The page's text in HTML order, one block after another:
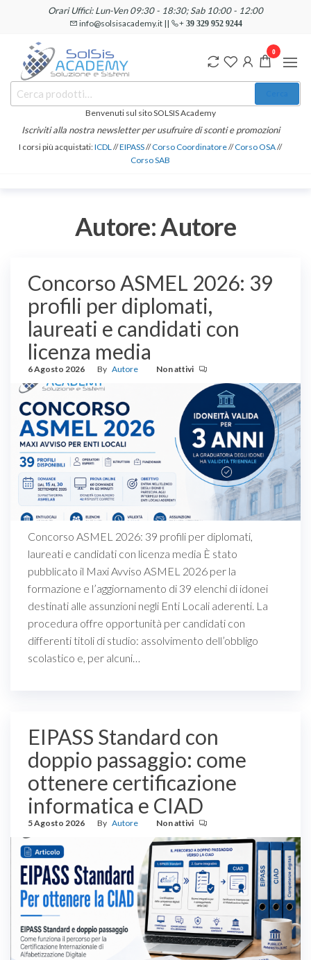
contenuto
Orari Uffici: Lun-Ven 09:30 - 18:30; Sab 10:00 - 12:00
info@solsisacademy.it || + 39 329 952 9244
SOLSIS
Academy
Corsi e
Certificazioni
Linguistiche
Benvenuti sul sito SOLSIS Academy
Iscriviti alla nostra newsletter per usufruire di sconti e promozioni
I corsi più acquistati:ICDL//EIPASS//Corso Coordinatore//Corso OSA//
Corso SAB
0
Autore:Autore
Concorso ASMEL 2026: 39
profili per diplomati,
laureati e candidati con
licenza media
6 Agosto 2026 By Autore Non attivi
Concorso ASMEL 2026: 39 profili per diplomati,
laureati e candidati con licenza media È stato
pubblicato il Maxi Avviso ASMEL 2026 per la
formazione e l’aggiornamento di 39 elenchi di idonei
destinati alle assunzioni negli Enti Locali aderenti. La
procedura offre opportunità per candidati con
differenti titoli di studio: assolvimento dell’obbligo
scolastico e, per alcuni…
EIPASS Standard con
doppio passaggio: come
ottenere certificazione
informatica e CIAD
5 Agosto 2026 By Autore Non attivi